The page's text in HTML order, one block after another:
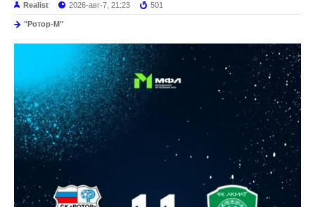
Realist 2026-авг-7, 21:23 501
"Ротор-М"